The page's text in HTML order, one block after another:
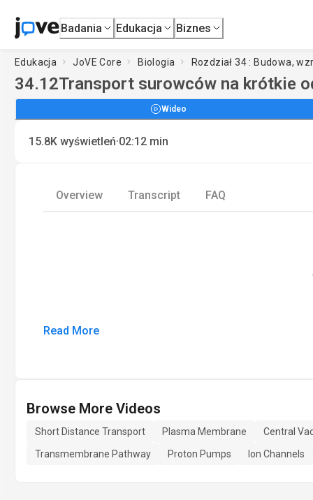
Badania Edukacja Biznes
Edukacja JoVE Core Biologia Rozdział 34 : Budowa,
34.12Transport surowców na krótkie
Wideo
15.8K wyświetleń·02:12 min
Overview Transcript FAQ
Read More
Browse More Videos
Short Distance Transport Plasma Membrane
Central
Transmembrane Pathway
Proton Pumps Ion Channels